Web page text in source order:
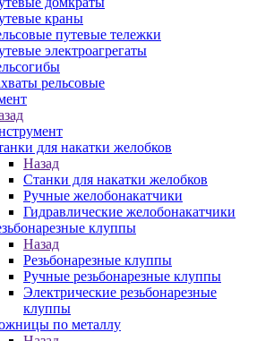
краны
путевые тележки
электроагрегаты
рельсовые
для накатки желобков
Назад
Станки для накатки желобков
Ручные желобонакатчики
Гидравлические желобонакатчики
клуппы
Назад
Резьбонарезные клуппы
Ручные резьбонарезные клуппы
Электрические резьбонарезные
клуппы
по металлу